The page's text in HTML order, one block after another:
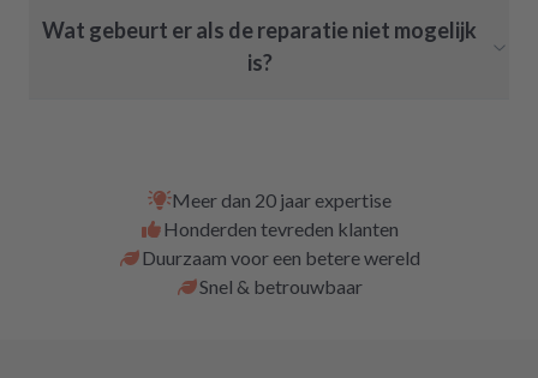
Wat gebeurt er als de reparatie niet mogelijk
is?
Meer dan 20 jaar expertise
Honderden tevreden klanten
Duurzaam voor een betere wereld
Snel & betrouwbaar